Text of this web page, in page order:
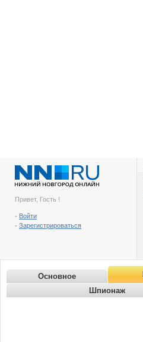
Привет, Гость !
- Войти
- Зарегистрироваться
Основное
Шпионаж